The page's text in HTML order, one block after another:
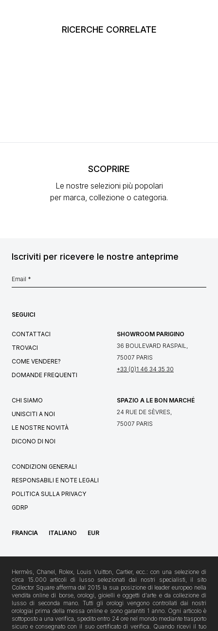
RICERCHE CORRELATE
SCOPRIRE
Le nostre selezioni più popolari
per marca, collezione o categoria.
Iscriviti per ricevere le nostre anteprime
SEGUICI
CONTATTACI
TROVACI
COME VENDERE?
DOMANDE FREQUENTI
SHOWROOM PARIGINO
36 BOULEVARD RASPAIL,
75007 PARIS
+33 (0)1 46 34 35 30
CHI SIAMO
UNISCITI A NOI
LE NOSTRE NOVITÀ
DICONO DI NOI
SPAZIO A LE BON MARCHÉ
24 RUE DE SÈVRES,
75007 PARIS
CONDIZIONI GENERALI
RESPONSABILI E NOTE LEGALI
POLITICA SULLA PRIVACY
GDRP
FRANCIA ITALIANO EUR
Hermès, Chanel, Rolex, Louis Vuitton, Cartier, ecc.: con una selezione di
circa 15.000 articoli di lusso selezionati dai nostri specialisti, il sito
Collector Square afferma dal 2015 la sua posizione di leader europeo nella
vendita online di borse, orologi, gioielli e oggetti d'arte e da collezione di
lusso di seconda mano. Tutti gli orologi vengono controllati dai nostri
orologiai prima della messa online e sono garantiti 1 anno. Ogni articolo è
sottoposto a una verifica, spedito entro 24 ore nel mondo mediante trasporto
sicuro e consegnato con il suo certificato di verifica. Quando ricevi il tuo